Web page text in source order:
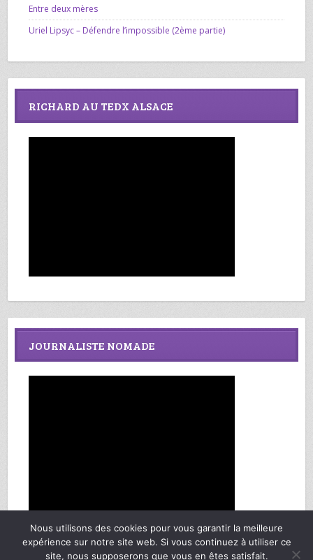
Entre deux mères
Uriel Lipsyc – Défendre l’impossible (2ème partie)
RICHARD AU TEDX ALSACE
JOURNALISTE NOMADE
Nous utilisons des cookies pour vous garantir la meilleure
expérience sur notre site web. Si vous continuez à utiliser ce
site, nous supposerons que vous en êtes satisfait.